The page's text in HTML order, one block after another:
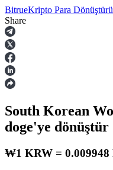
Vadeli İşlemler
BitrueKripto Para
Share
South Korean
doge'ye dönüştür
₩1 KRW = 0.009948